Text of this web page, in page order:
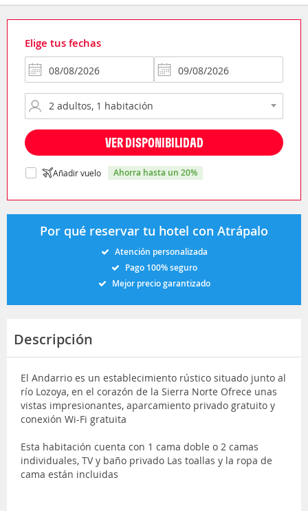
Elige tus fechas
VER DISPONIBILIDAD
Añadir vuelo ahorra hasta un 20%
Por qué reservar tu hotel con Atrápalo
Atención personalizada
Pago 100% seguro
Mejor precio garantizado
Descripción
El Andarrio es un establecimiento rústico situado junto al
río Lozoya, en el corazón de la Sierra Norte Ofrece unas
vistas impresionantes, aparcamiento privado gratuito y
conexión Wi-Fi gratuita
Esta habitación cuenta con 1 cama doble o 2 camas
individuales, TV y baño privado Las toallas y la ropa de
cama están incluidas